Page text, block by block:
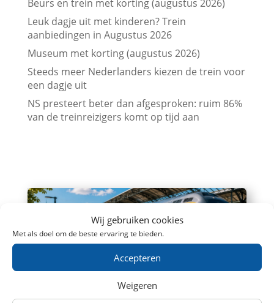
Wij gebruiken cookies
Met als doel om de beste ervaring te bieden.
Accepteren
Weigeren
Beurs en trein met korting (augustus 2026)
Leuk dagje uit met kinderen? Trein
aanbiedingen in Augustus 2026
Museum met korting (augustus 2026)
Steeds meer Nederlanders kiezen de trein voor
een dagje uit
NS presteert beter dan afgesproken: ruim 86%
van de treinreizigers komt op tijd aan
NS zet extra en langere treinen in voor
Brabantsedag Heeze 2026